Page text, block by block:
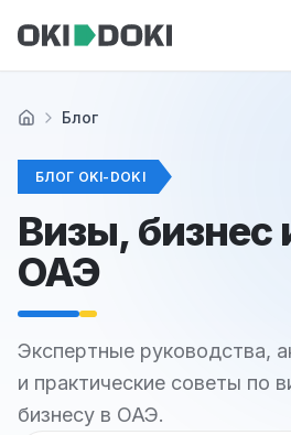
ГлавнаяБлог
БЛОГ OKI-DOKI
Визы, бизнес
ОАЭ
Экспертные руководства,
и практические советы по
бизнесу в ОАЭ.